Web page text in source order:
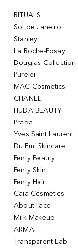
RITUALS
Sol de Janeiro
Stanley
La Roche-Posay
Douglas Collection
Purelei
MAC Cosmetics
CHANEL
HUDA BEAUTY
Prada
Yves Saint Laurent
Dr. Emi Skincare
Fenty Beauty
Fenty Skin
Fenty Hair
Caia Cosmetics
About Face
Milk Makeup
ARMAF
Transparent Lab